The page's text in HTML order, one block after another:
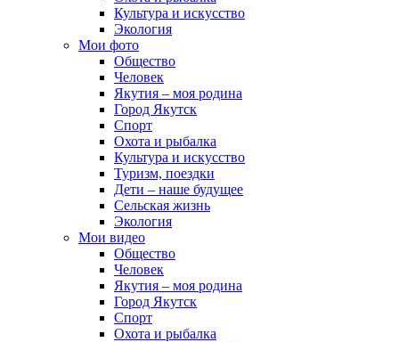
Культура и искусство
Экология
Мои фото
Общество
Человек
Якутия – моя родина
Город Якутск
Спорт
Охота и рыбалка
Культура и искусство
Туризм, поездки
Дети – наше будущее
Сельская жизнь
Экология
Мои видео
Общество
Человек
Якутия – моя родина
Город Якутск
Спорт
Охота и рыбалка